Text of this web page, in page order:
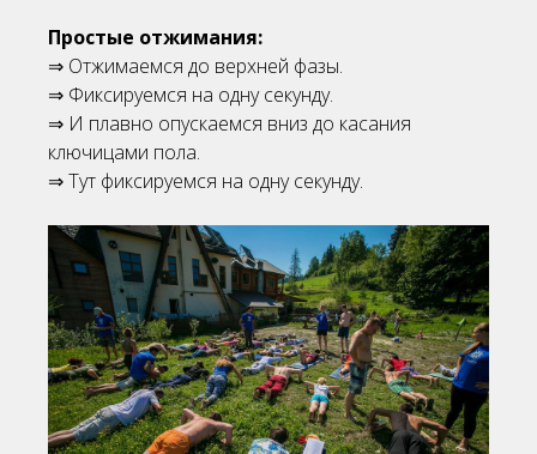
Простые отжимания:
⇒ Отжимаемся до верхней фазы.
⇒ Фиксируемся на одну секунду.
⇒ И плавно опускаемся вниз до касания
ключицами пола.
⇒ Тут фиксируемся на одну секунду.